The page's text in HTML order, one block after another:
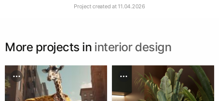
Project created at11.04.2026
More projects in interior design